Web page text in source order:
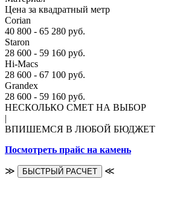
Цена за квадратный метр
Corian
40 800 - 65 280 руб.
Staron
28 600 - 59 160 руб.
Hi-Macs
28 600 - 67 100 руб.
Grandex
28 600 - 59 160 руб.
НЕСКОЛЬКО СМЕТ НА ВЫБОР
|
ВПИШЕМСЯ В ЛЮБОЙ БЮДЖЕТ
Посмотреть прайс на камень
≫ БЫСТРЫЙ РАСЧЕТ ≪